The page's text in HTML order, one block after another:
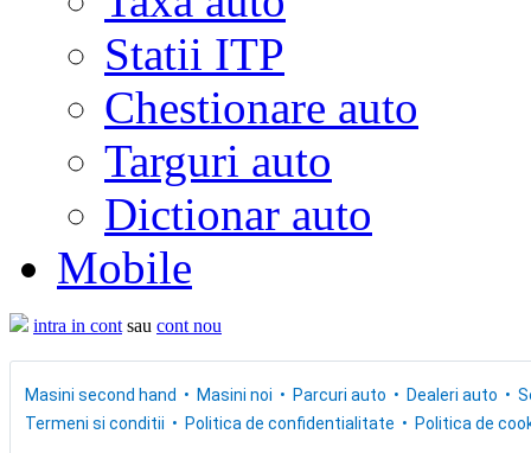
Statii ITP
Chestionare auto
Targuri auto
Dictionar auto
Mobile
intra in cont sau cont nou
Masini second hand Masini noi Parcuri auto Dealeri auto
Termeni si conditii
Politica de confidentialitate Politica de